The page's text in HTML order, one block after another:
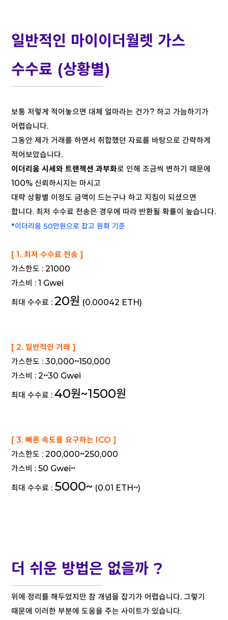
일반적인 마이이더월렛 가스
수수료 (상황별)
보통 저렇게 적어놓으면 대체 얼마라는 건가? 하고 가늠하기가
어렵습니다.
그동안 제가 거래를 하면서 취합했던 자료를 바탕으로 간략하게
적어보았습니다.
이더리움 시세와 트랜젝션 과부화로 인해 조금씩 변하기 때문에
100% 신뢰하시지는 마시고
대략 상황별 이정도 금액이 드는구나 하고 지침이 되셨으면
합니다. 최저 수수료 전송은 경우에 따라 반환될 확률이 높습니다.
*이더리움 50만원으로 잡고 원화 기준
[ 1. 최저 수수료 전송 ]
가스한도 : 21000
가스비 : 1 Gwei
최대 수수료 : 20원 (0.00042 ETH)
[ 2. 일반적인 거래 ]
가스한도 : 30,000~150,000
가스비 : 2~30 Gwei
최대 수수료 : 40원~1500원
[ 3. 빠른 속도를 요구하는 ICO ]
가스한도 : 200,000~250,000
가스비 : 50 Gwei~
최대 수수료 : 5000~ (0.01 ETH~)
더 쉬운 방법은 없을까 ?
위에 정리를 해두었지만 참 개념을 잡기가 어렵습니다. 그렇기
때문에 이러한 부분에 도움을 주는 사이트가 있습니다.